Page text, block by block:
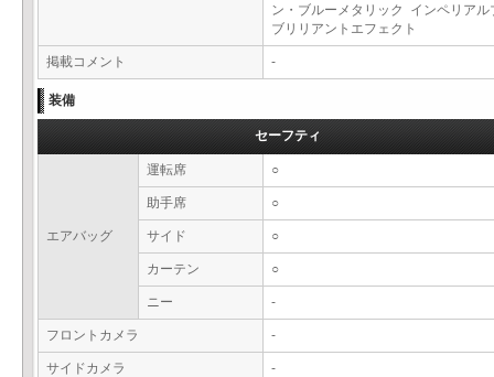
ン・ブルーメタリック インペリアル
ブリリアントエフェクト
掲載コメント -
装備
セーフティ
エアバッグ
運転席 ○
助手席 ○
サイド ○
カーテン ○
ニー -
フロントカメラ -
サイドカメラ -